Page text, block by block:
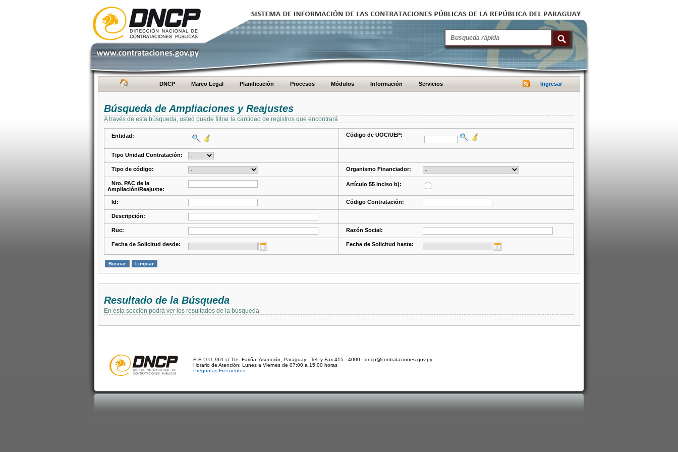
DNCP Marco Legal Planificación Procesos Módulos Información Servicios Ingresar
Búsqueda de Ampliaciones y Reajustes
A través de esta búsqueda, usted puede filtrar la cantidad de registros que encontrará
Entidad: Código de UOC/UEP:
Tipo Unidad Contratación:
Tipo de código: Organismo Financiador:
Nro. PAC de la
Ampliación/Reajuste:
Artículo 55 inciso b):
Id: Código Contratación:
Descripción:
Ruc: Razón Social:
Fecha de Solicitud desde: Fecha de Solicitud hasta:
Resultado de la Búsqueda
En esta sección podrá ver los resultados de la búsqueda
E.E.U.U. 961 c/ Tte. Fariña. Asunción, Paraguay - Tel. y Fax 415 - 4000 - dncp@contrataciones.gov.py
Horario de Atención: Lunes a Viernes de 07:00 a 15:00 horas
Preguntas Frecuentes